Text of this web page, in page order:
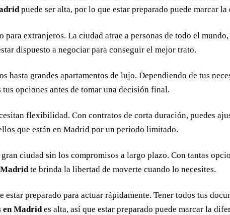
puede ser alta, por lo que estar preparado puede marcar
extranjeros. La ciudad atrae a personas de todo el
dispuesto a negociar para conseguir el mejor trato.
hasta grandes apartamentos de lujo. Dependiendo de tus
opciones antes de tomar una decisión final.
flexibilidad. Con contratos de corta duración, puedes
que están en Madrid por un periodo limitado.
ciudad sin los compromisos a largo plazo. Con tantas
Madridte brinda la libertad de moverte cuando lo necesites.
preparado para actuar rápidamente. Tener todos tus
en Madrides alta, así que estar preparado puede marcar la